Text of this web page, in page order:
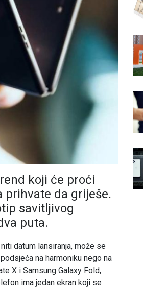
koji će proći
prihvate da griješe.
savitljivog
puta.
datum lansiranja, može se
na harmoniku nego na
X i Samsung Galaxy Fold,
ima jedan ekran koji se